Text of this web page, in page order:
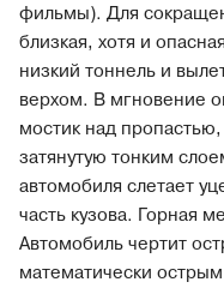
фильмы). Для
близкая, хотя и
низкий тоннель и
верхом. В мгновение
мостик над
затянутую тонким
автомобиля слетает
часть кузова. Горная
Автомобиль чертит
математически